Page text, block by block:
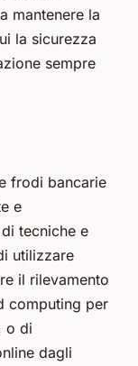
mantenere la
la sicurezza
sempre
frodi bancarie
e
tecniche e
utilizzare
il rilevamento
computing per
o di
dagli